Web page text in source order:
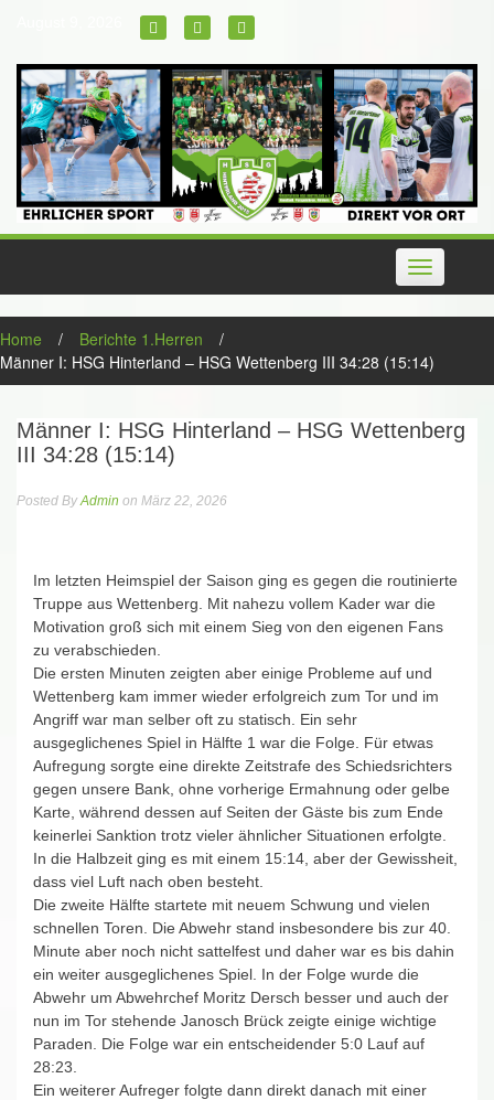
Toggle
navigation
Home / Berichte 1.Herren
/
Männer I: HSG Hinterland – HSG Wettenberg III 34:28 (15:14)
Männer I: HSG Hinterland – HSG Wettenberg
III 34:28 (15:14)
Posted ByAdmin on März 22, 2026
Im letzten Heimspiel der Saison ging es gegen die routinierte
Truppe aus Wettenberg. Mit nahezu vollem Kader war die
Motivation groß sich mit einem Sieg von den eigenen Fans
zu verabschieden.
Die ersten Minuten zeigten aber einige Probleme auf und
Wettenberg kam immer wieder erfolgreich zum Tor und im
Angriff war man selber oft zu statisch. Ein sehr
ausgeglichenes Spiel in Hälfte 1 war die Folge. Für etwas
Aufregung sorgte eine direkte Zeitstrafe des Schiedsrichters
gegen unsere Bank, ohne vorherige Ermahnung oder gelbe
Karte, während dessen auf Seiten der Gäste bis zum Ende
keinerlei Sanktion trotz vieler ähnlicher Situationen erfolgte.
In die Halbzeit ging es mit einem 15:14, aber der Gewissheit,
dass viel Luft nach oben besteht.
Die zweite Hälfte startete mit neuem Schwung und vielen
schnellen Toren. Die Abwehr stand insbesondere bis zur 40.
Minute aber noch nicht sattelfest und daher war es bis dahin
ein weiter ausgeglichenes Spiel. In der Folge wurde die
Abwehr um Abwehrchef Moritz Dersch besser und auch der
nun im Tor stehende Janosch Brück zeigte einige wichtige
Paraden. Die Folge war ein entscheidender 5:0 Lauf auf
28:23.
Ein weiterer Aufreger folgte dann direkt danach mit einer